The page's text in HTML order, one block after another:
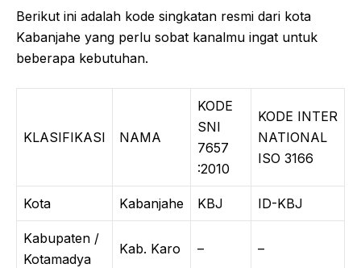
Berikut ini adalah kode singkatan resmi dari kota
Kabanjahe yang perlu sobat kanalmu ingat untuk
beberapa kebutuhan.
KLASIFIKASI NAMA
KODE
SNI
7657
:2010
KODE INTER
NATIONAL
ISO 3166
Kota Kabanjahe KBJ ID-KBJ
Kabupaten /
Kotamadya
Kab. Karo – –